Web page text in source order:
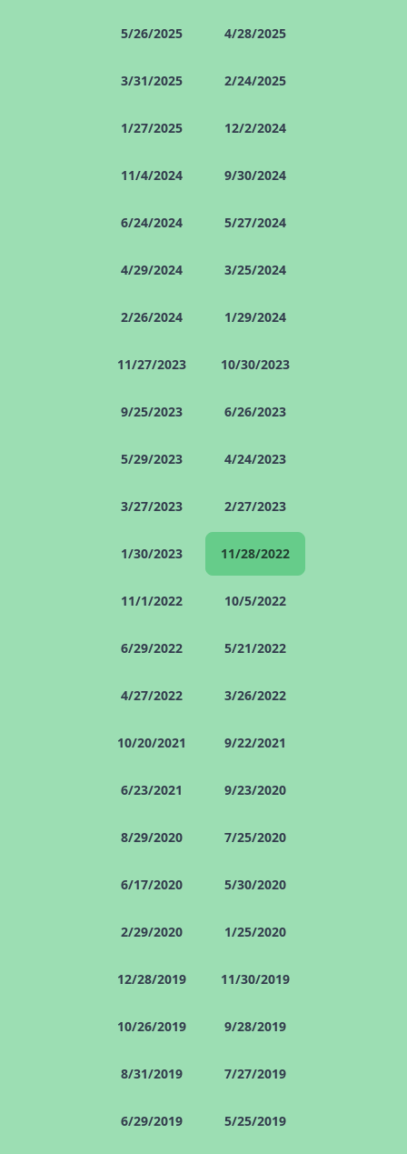
5/26/2025 4/28/2025
3/31/2025 2/24/2025
1/27/2025 12/2/2024
11/4/2024 9/30/2024
6/24/2024 5/27/2024
4/29/2024 3/25/2024
2/26/2024 1/29/2024
11/27/2023 10/30/2023
9/25/2023 6/26/2023
5/29/2023 4/24/2023
3/27/2023 2/27/2023
1/30/2023 11/28/2022
11/1/2022 10/5/2022
6/29/2022 5/21/2022
4/27/2022 3/26/2022
10/20/2021 9/22/2021
6/23/2021 9/23/2020
8/29/2020 7/25/2020
6/17/2020 5/30/2020
2/29/2020 1/25/2020
12/28/2019 11/30/2019
10/26/2019 9/28/2019
8/31/2019 7/27/2019
6/29/2019 5/25/2019